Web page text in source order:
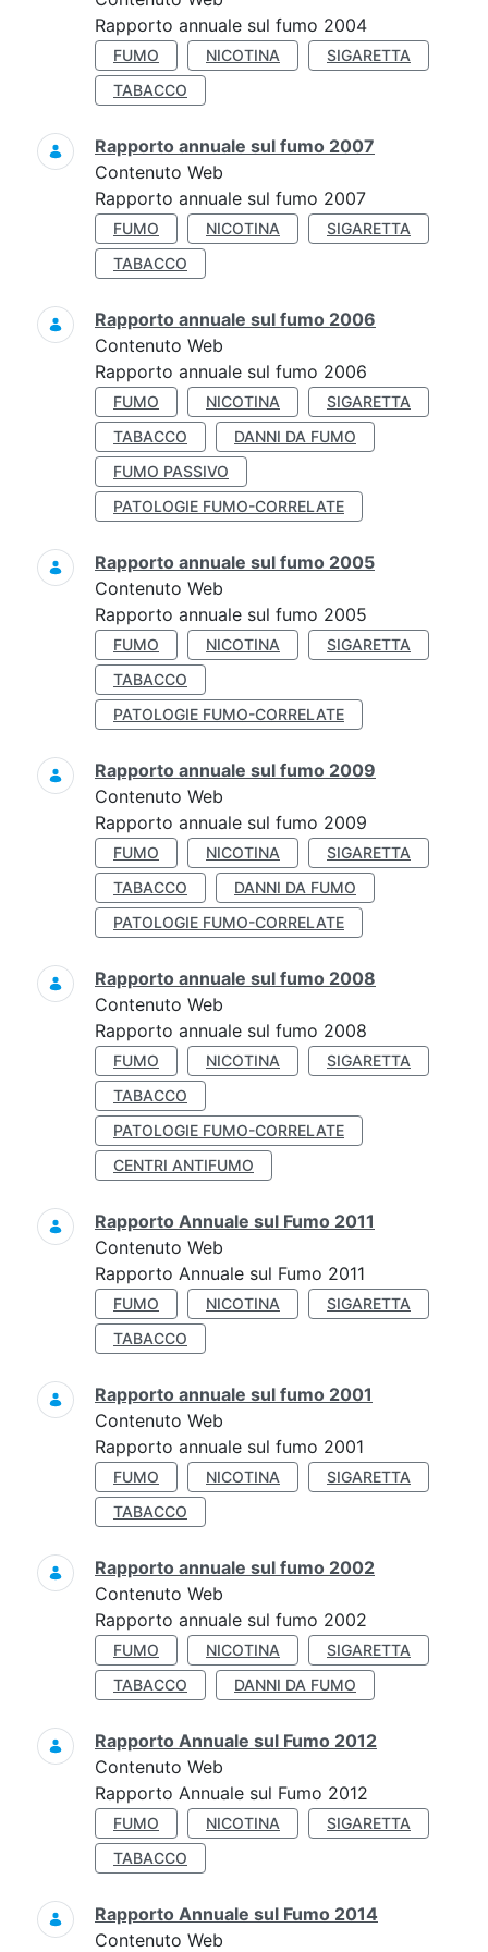
Rapporto annuale sul fumo 2004
FUMO NICOTINA
SIGARETTA
TABACCO
Rapporto annuale sul fumo 2007
Contenuto Web
Rapporto annuale sul fumo 2007
FUMO NICOTINA
SIGARETTA
TABACCO
Rapporto annuale sul fumo 2006
Contenuto Web
Rapporto annuale sul fumo 2006
FUMO NICOTINA
SIGARETTA
TABACCO
DANNI DA FUMO
FUMO PASSIVO
PATOLOGIE FUMO-CORRELATE
Rapporto annuale sul fumo 2005
Contenuto Web
Rapporto annuale sul fumo 2005
FUMO NICOTINA
SIGARETTA
TABACCO
PATOLOGIE FUMO-CORRELATE
Rapporto annuale sul fumo 2009
Contenuto Web
Rapporto annuale sul fumo 2009
FUMO NICOTINA
SIGARETTA
TABACCO
DANNI DA FUMO
PATOLOGIE FUMO-CORRELATE
Rapporto annuale sul fumo 2008
Contenuto Web
Rapporto annuale sul fumo 2008
FUMO NICOTINA
SIGARETTA
TABACCO
PATOLOGIE FUMO-CORRELATE
CENTRI ANTIFUMO
Rapporto Annuale sul Fumo 2011
Contenuto Web
Rapporto Annuale sul Fumo 2011
FUMO NICOTINA
SIGARETTA
TABACCO
Rapporto annuale sul fumo 2001
Contenuto Web
Rapporto annuale sul fumo 2001
FUMO NICOTINA
SIGARETTA
TABACCO
Rapporto annuale sul fumo 2002
Contenuto Web
Rapporto annuale sul fumo 2002
FUMO NICOTINA
SIGARETTA
TABACCO
DANNI DA FUMO
Rapporto Annuale sul Fumo 2012
Contenuto Web
Rapporto Annuale sul Fumo 2012
FUMO NICOTINA
SIGARETTA
TABACCO
Rapporto Annuale sul Fumo 2014
Contenuto Web